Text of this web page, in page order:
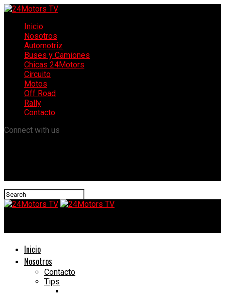
Inicio
Nosotros
Automotriz
Buses y Camiones
Chicas 24Motors
Circuito
Motos
Off Road
Rally
Contacto
Connect with us
Inicio
Nosotros
Contacto
Tips